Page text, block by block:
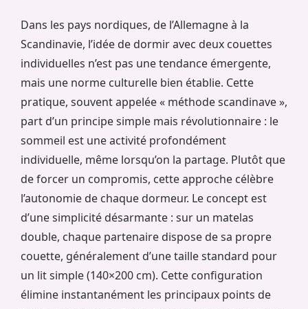
Dans les pays nordiques, de l’Allemagne à la
Scandinavie, l’idée de dormir avec deux couettes
individuelles n’est pas une tendance émergente,
mais une norme culturelle bien établie. Cette
pratique, souvent appelée « méthode scandinave »,
part d’un principe simple mais révolutionnaire : le
sommeil est une activité profondément
individuelle, même lorsqu’on la partage. Plutôt que
de forcer un compromis, cette approche célèbre
l’autonomie de chaque dormeur. Le concept est
d’une simplicité désarmante : sur un matelas
double, chaque partenaire dispose de sa propre
couette, généralement d’une taille standard pour
un lit simple (140×200 cm). Cette configuration
élimine instantanément les principaux points de